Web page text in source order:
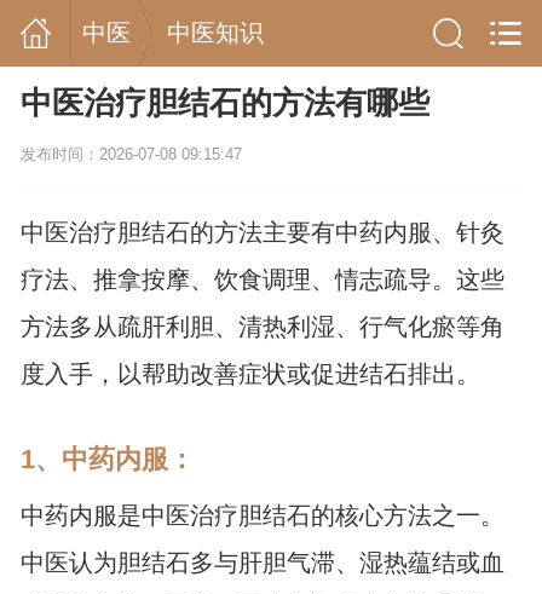
中医 中医知识
中医治疗胆结石的方法有哪些
发布时间：2026-07-08 09:15:47
中医治疗胆结石的方法主要有中药内服、针灸
疗法、推拿按摩、饮食调理、情志疏导。这些
方法多从疏肝利胆、清热利湿、行气化瘀等角
度入手，以帮助改善症状或促进结石排出。
1、中药内服：
中药内服是中医治疗胆结石的核心方法之一。
中医认为胆结石多与肝胆气滞、湿热蕴结或血